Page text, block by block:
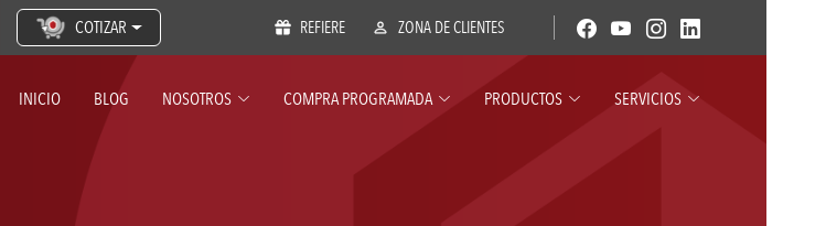
COTIZAR REFIERE ZONA DE CLIENTES
INICIO BLOG NOSOTROS COMPRA PROGRAMADA PRODUCTOS SERVICIOS